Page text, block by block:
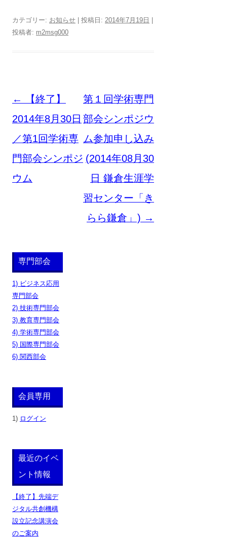
カテゴリー: お知らせ | 投稿日: 2014年7月19日
投稿者: m2msg000
投
稿
ナ
ビ
ゲ
ン
←
【終了】
2014年8月30日
／第1回学術専
門部会シンポジ
ウム
第１回学術専門
部会シンポジウ
ム参加申し込み
(2014年08月30
日 鎌倉生涯学
習センター「き
らら鎌倉」) →
専門部会
1) ビジネス応用
専門部会
2) 技術専門部会
3) 教育専門部会
4) 学術専門部会
5) 国際専門部会
6) 関西部会
会員専用
1) ログイン
最近のイベ
ント情報
【終了】先端デ
ジタル共創機構
設立記念講演会
のご案内